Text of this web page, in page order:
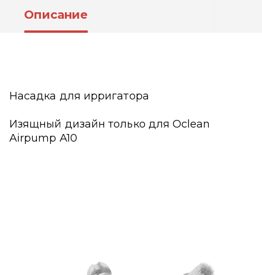
Описание
Насадка для ирригатора
Изящный дизайн только для Oclean
Airpump A10